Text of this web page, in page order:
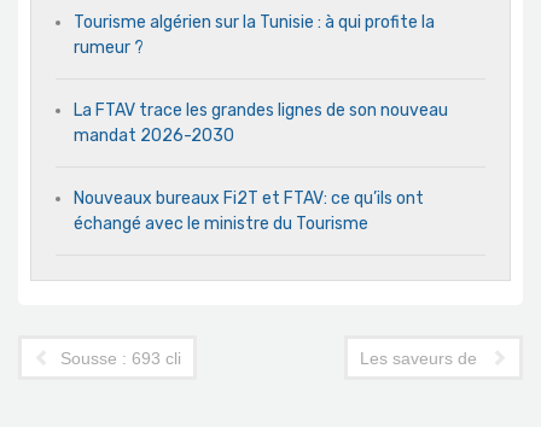
Tourisme algérien sur la Tunisie : à qui profite la
rumeur ?
La FTAV trace les grandes lignes de son nouveau
mandat 2026-2030
Nouveaux bureaux Fi2T et FTAV: ce qu’ils ont
échangé avec le ministre du Tourisme
Sousse : 693 clients restent malgré tout au Riadh Palms
Les saveurs de